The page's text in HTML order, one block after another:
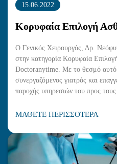
15.06.2022
Κορυφαία Επιλογή
Ο Γενικός Χειρουργός, Δρ.
στην κατηγορία Κορυφαία
Doctoranytime. Με το θεσμό αυτό
συνεργαζόμενος γιατρός και
παροχής υπηρεσιών του προς
ΜΑΘΕΤΕ ΠΕΡΙΣΣΟΤΕΡΑ